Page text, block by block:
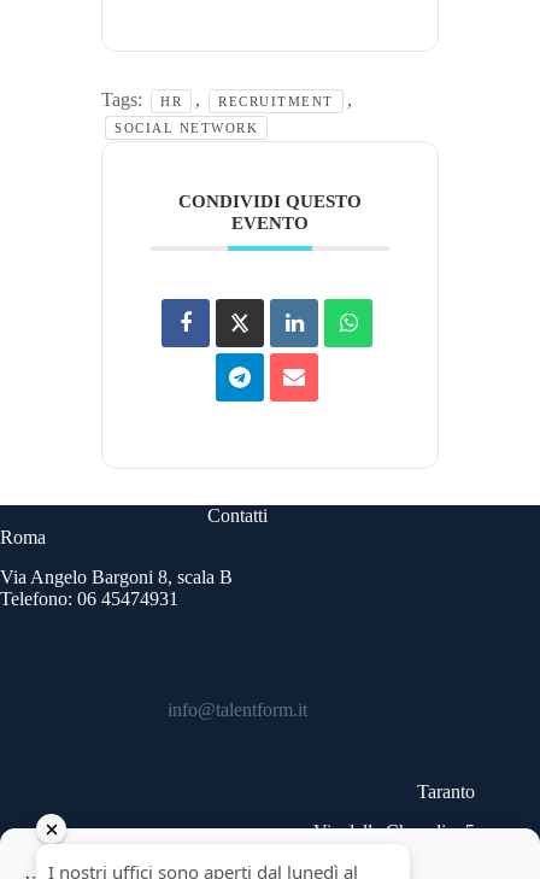
Tags: HR , RECRUITMENT ,
SOCIAL NETWORK
CONDIVIDI QUESTO
EVENTO
Contatti
Roma
Via Angelo Bargoni 8, scala B
Telefono: 06 45474931
info@talentform.it
Taranto
Via delle Cheradi n.5
Copyright © 2026 - Talentform SpA - Partita IVA